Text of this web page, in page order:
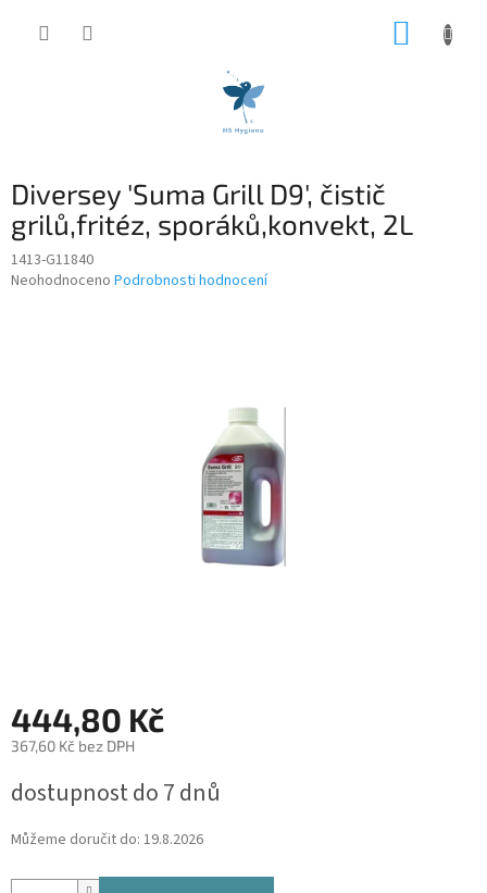
Diversey 'Suma Grill D9', čistič
grilů,fritéz, sporáků,konvekt, 2L
1413-G11840
Průměrné
Neohodnoceno Podrobnosti hodnocení
444,80 Kč
367,60 Kč bez DPH
cena:
dostupnost do 7 dnů
Můžeme doručit do: 19.8.2026